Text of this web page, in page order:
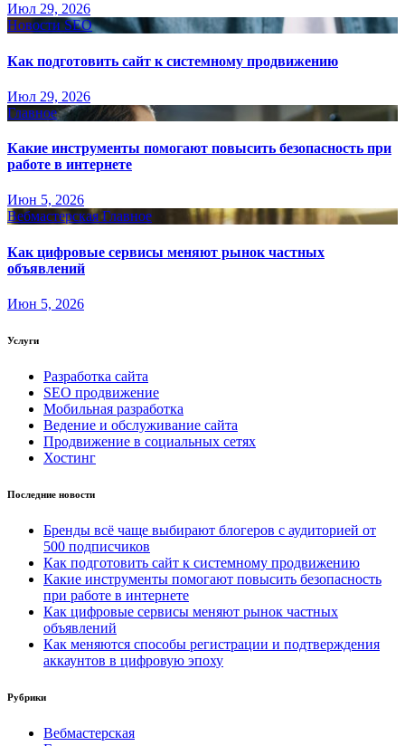
Июл 29, 2026
Новости SEO
Как подготовить сайт к системному продвижению
Июл 29, 2026
Главное
Какие инструменты помогают повысить безопасность при
работе в интернете
Июн 5, 2026
Вебмастерская Главное
Как цифровые сервисы меняют рынок частных
объявлений
Июн 5, 2026
Услуги
Разработка сайта
SEO продвижение
Мобильная разработка
Ведение и обслуживание сайта
Продвижение в социальных сетях
Хостинг
Последние новости
Бренды всё чаще выбирают блогеров с аудиторией от
500 подписчиков
Как подготовить сайт к системному продвижению
Какие инструменты помогают повысить безопасность
при работе в интернете
Как цифровые сервисы меняют рынок частных
объявлений
Как меняются способы регистрации и подтверждения
аккаунтов в цифровую эпоху
Рубрики
Вебмастерская